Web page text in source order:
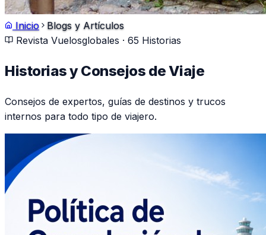
Inicio
Blogs y Artículos
Revista Vuelosglobales · 65 Historias
Historias y Consejos de Viaje
Consejos de expertos, guías de destinos y trucos
internos para todo tipo de viajero.